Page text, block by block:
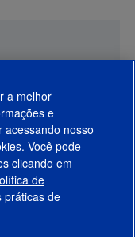
a melhor
e
acessando nosso
Você pode
clicando em
de
práticas de